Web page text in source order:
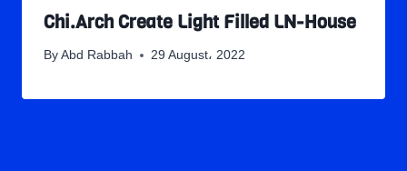
Chi.Arch Create Light Filled LN-House
By Abd Rabbah 29 August، 2022